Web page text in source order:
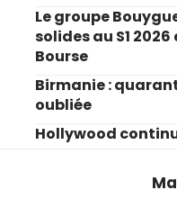
Le groupe
solides au S1
Bourse
Birmanie :
oubliée
Hollywood